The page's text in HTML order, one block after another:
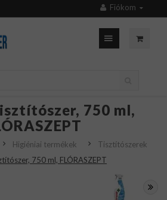
Fiókom
750 ml,
Higiéniai termékek
Tisztítószerek
750 ml, FLÓRASZEPT